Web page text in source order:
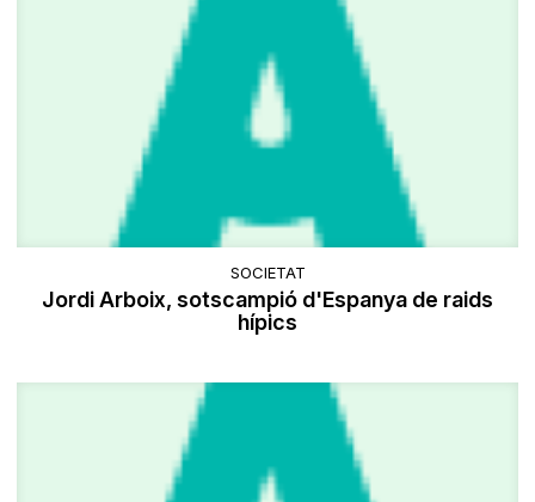
SOCIETAT
Jordi Arboix, sotscampió d'Espanya de raids
hípics